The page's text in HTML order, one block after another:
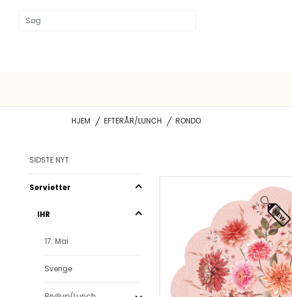
HJEM EFTERÅR/LUNCH RONDO
SIDSTE NYT
Servietter
IHR
17. Mai
Sverige